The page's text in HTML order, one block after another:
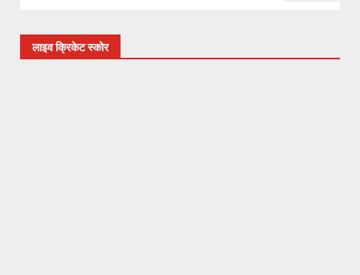
लाइव क्रिकेट स्कोर